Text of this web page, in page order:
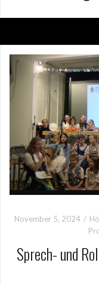
November 5, 2024
Sprech- und